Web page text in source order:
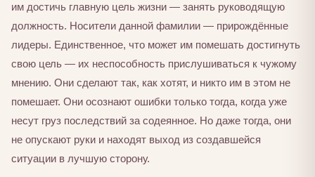
им достичь главную цель жизни — занять руководящую
должность. Носители данной фамилии — прирождённые
лидеры. Единственное, что может им помешать достигнуть
свою цель — их неспособность прислушиваться к чужому
мнению. Они сделают так, как хотят, и никто им в этом не
помешает. Они осознают ошибки только тогда, когда уже
несут груз последствий за содеянное. Но даже тогда, они
не опускают руки и находят выход из создавшейся
ситуации в лучшую сторону.